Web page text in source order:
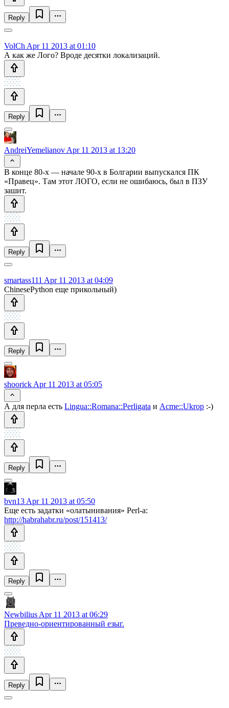
Reply
VolCh Apr 11 2013 at 01:10
А как же Лого? Вроде десятки локализаций.
Reply
AndreiYemelianov Apr 11 2013 at 13:20
В конце 80-х — начале 90-х в Болгарии выпускался ПК
«Правец». Там этот ЛОГО, если не ошибаюсь, был в ПЗУ
зашит.
Reply
smartass111 Apr 11 2013 at 04:09
ChinesePython еще прикольный)
Reply
shoorick Apr 11 2013 at 05:05
А для перла есть Lingua::Romana::Perligata и Acme::Ukrop :-)
Reply
bvn13 Apr 11 2013 at 05:50
Еще есть задатки «олатынивания» Perl-а:
http://habrahabr.ru/post/151413/
Reply
Newbilius Apr 11 2013 at 06:29
Преведно-ориентированный езыг.
Reply